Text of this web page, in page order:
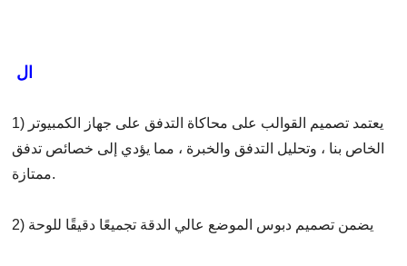
ال
1) يعتمد تصميم القوالب على محاكاة التدفق على جهاز الكمبيوتر
الخاص بنا ، وتحليل التدفق والخبرة ، مما يؤدي إلى خصائص تدفق
ممتازة.
2) يضمن تصميم دبوس الموضع عالي الدقة تجميعًا دقيقًا للوحة